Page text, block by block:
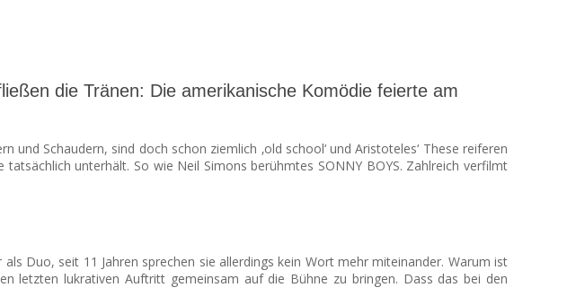
die Tränen: Die amerikanische Komödie feierte am
und Schaudern, sind doch schon ziemlich ‚old school‘ und Aristoteles‘ These reiferen
unterhält. So wie Neil Simons berühmtes SONNY BOYS. Zahlreich verfilmt
Duo, seit 11 Jahren sprechen sie allerdings kein Wort mehr miteinander. Warum ist
letzten lukrativen Auftritt gemeinsam auf die Bühne zu bringen. Dass das bei den